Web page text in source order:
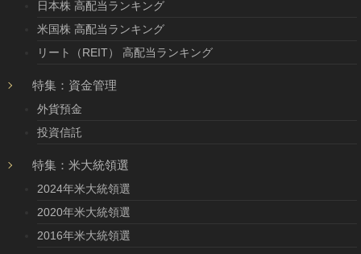
日本株 高配当ランキング
米国株 高配当ランキング
リート（REIT） 高配当ランキング
特集：資金管理
外貨預金
投資信託
特集：米大統領選
2024年米大統領選
2020年米大統領選
2016年米大統領選